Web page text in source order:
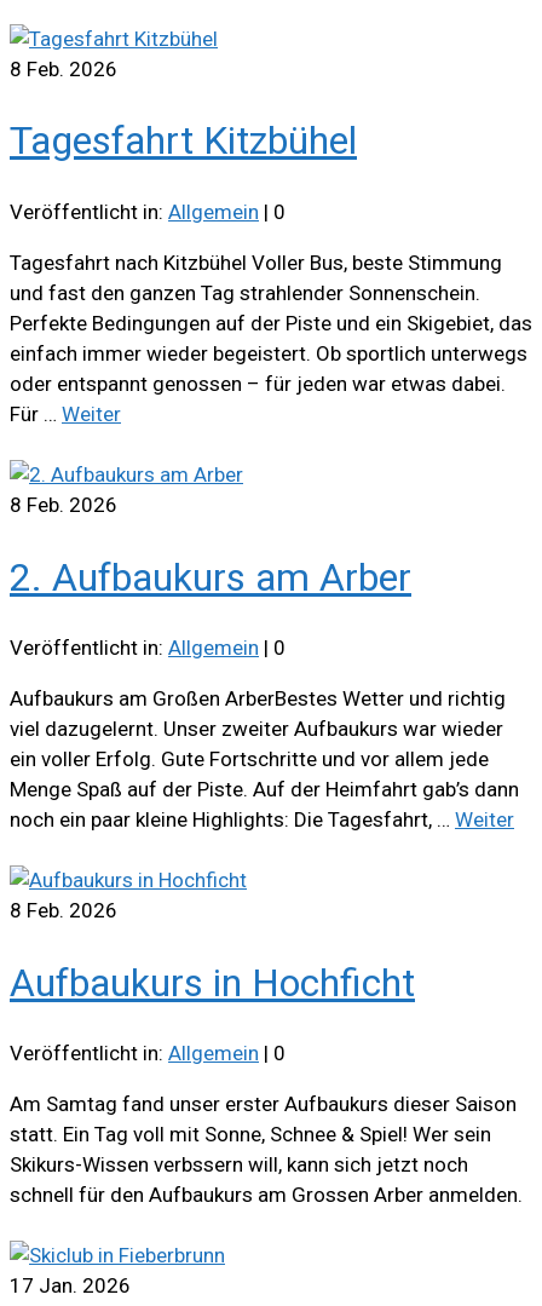
8 Feb. 2026
Tagesfahrt Kitzbühel
Veröffentlicht in: Allgemein | 0
Tagesfahrt nach Kitzbühel Voller Bus, beste Stimmung
und fast den ganzen Tag strahlender Sonnenschein.
Perfekte Bedingungen auf der Piste und ein Skigebiet, das
einfach immer wieder begeistert. Ob sportlich unterwegs
oder entspannt genossen – für jeden war etwas dabei.
Für … Weiter
8 Feb. 2026
2. Aufbaukurs am Arber
Veröffentlicht in: Allgemein | 0
Aufbaukurs am Großen ArberBestes Wetter und richtig
viel dazugelernt. Unser zweiter Aufbaukurs war wieder
ein voller Erfolg. Gute Fortschritte und vor allem jede
Menge Spaß auf der Piste. Auf der Heimfahrt gab’s dann
noch ein paar kleine Highlights: Die Tagesfahrt, … Weiter
8 Feb. 2026
Aufbaukurs in Hochficht
Veröffentlicht in: Allgemein | 0
Am Samtag fand unser erster Aufbaukurs dieser Saison
statt. Ein Tag voll mit Sonne, Schnee & Spiel! Wer sein
Skikurs-Wissen verbssern will, kann sich jetzt noch
schnell für den Aufbaukurs am Grossen Arber anmelden.
17 Jan. 2026